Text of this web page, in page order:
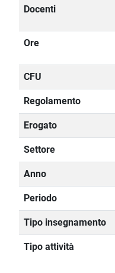
Docenti
Ore
CFU
Regolamento
Erogato
Settore
Anno
Periodo
Tipo insegnamento
Tipo attività